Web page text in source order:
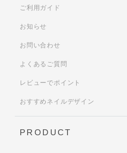
ご利用ガイド
お知らせ
お問い合わせ
よくあるご質問
レビューでポイント
おすすめネイルデザイン
PRODUCT